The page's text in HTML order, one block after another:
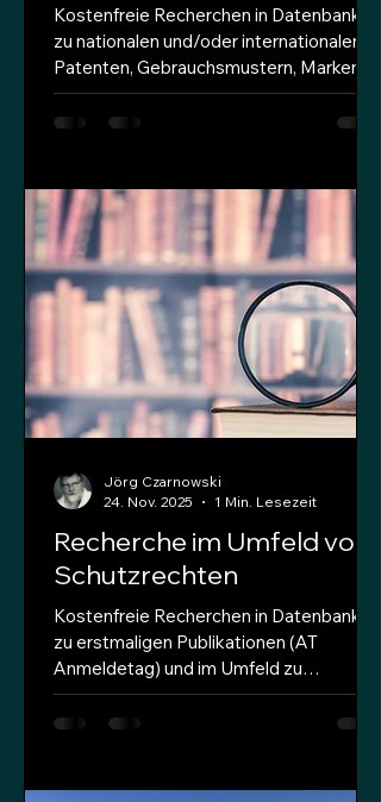
Kostenfreie Recherchen in Datenbanken
zu nationalen und/oder internationalen
Patenten, Gebrauchsmustern, Marken,
Design und Rechtsprechungen.
Schutzrechtsdokumente werden durch
sich aus Ländercode ,
Dokumentennummer und
Schriftenartencode zusammensetzt, die
sich im In- und Ausland (Beispiele) an die
jeweiligen nationalen Eigenarten
anpassen (vergleiche WIPO-Standard
ST.3). Das Deckblatt eines tec
Recherche im Umfeld von
Schutzrechten
Kostenfreie Recherchen in Datenbanken
zu erstmaligen Publikationen (AT
Anmeldetag) und im Umfeld zu
Schutzrechten und
schutzrechtrelevanten Publikationen.
Jörg Czarnowski
24. Nov. 2025
1 Min. Lesezeit